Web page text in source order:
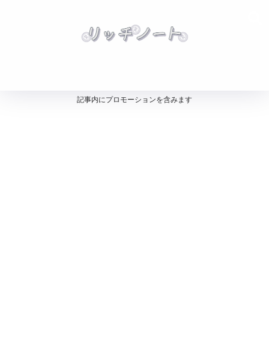
記事内にプロモーションを含みます